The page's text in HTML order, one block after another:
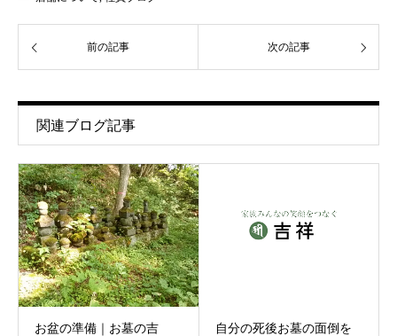
前の記事 次の記事
関連ブログ記事
お盆の準備｜お墓の吉
自分の死後お墓の面倒を